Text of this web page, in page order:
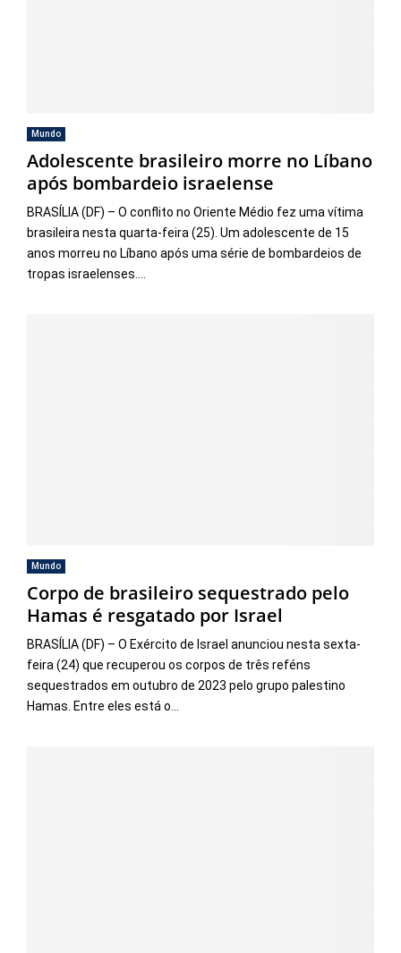
Mundo
Adolescente brasileiro morre no Líbano
após bombardeio israelense
BRASÍLIA (DF) – O conflito no Oriente Médio fez uma vítima
brasileira nesta quarta-feira (25). Um adolescente de 15
anos morreu no Líbano após uma série de bombardeios de
tropas israelenses....
Mundo
Corpo de brasileiro sequestrado pelo
Hamas é resgatado por Israel
BRASÍLIA (DF) – O Exército de Israel anunciou nesta sexta-
feira (24) que recuperou os corpos de três reféns
sequestrados em outubro de 2023 pelo grupo palestino
Hamas. Entre eles está o...